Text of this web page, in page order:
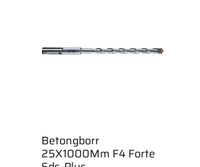
Betongborr
25X1000Mm F4 Forte